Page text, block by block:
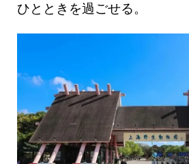
ひとときを過ごせる。